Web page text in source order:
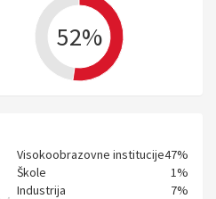
52%
Visokoobrazovne institucije47%
Škole
1%
Industrija
7%